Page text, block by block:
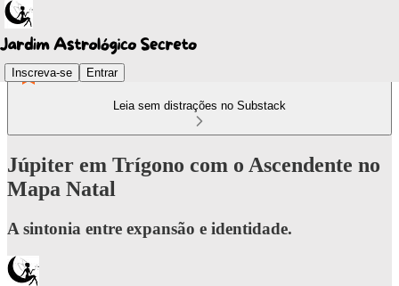
Inscreva-se Entrar
Leia sem distrações no Substack
Júpiter em Trígono com o Ascendente no
Mapa Natal
A sintonia entre expansão e identidade.